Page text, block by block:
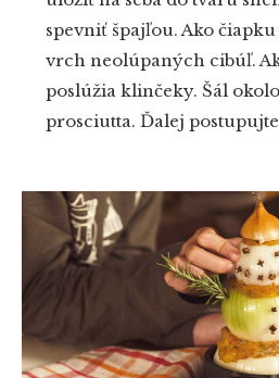
spevniť špajľou. Ako
vrch neolúpaných cibúľ.
poslúžia klinčeky. Šál
prosciutta. Ďalej